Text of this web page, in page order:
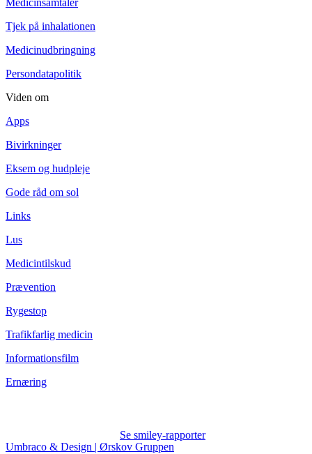
Tjek på inhalationen
Medicinudbringning
Persondatapolitik
Viden om
Apps
Bivirkninger
Eksem og hudpleje
Gode råd om sol
Links
Lus
Medicintilskud
Prævention
Rygestop
Trafikfarlig medicin
Informationsfilm
Ernæring
Se smiley-rapporter
Umbraco & Design | Ørskov Gruppen